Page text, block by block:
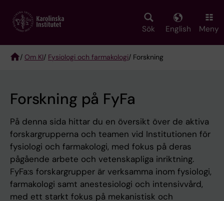
main
Sök English Meny
/ Om KI/ Fysiologi och farmakologi/ Forskning
Forskning på FyFa
På denna sida hittar du en översikt över de aktiva
forskargrupperna och teamen vid Institutionen för
fysiologi och farmakologi, med fokus på deras
pågående arbete och vetenskapliga inriktning.
FyFa:s forskargrupper är verksamma inom fysiologi,
farmakologi samt anestesiologi och intensivvård,
med ett starkt fokus på mekanistisk och